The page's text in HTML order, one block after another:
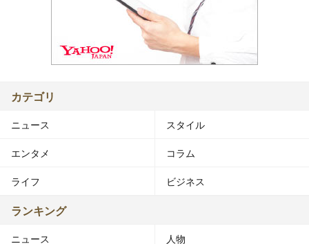
カテゴリ
ニュース スタイル
エンタメ コラム
ライフ ビジネス
ランキング
ニュース 人物